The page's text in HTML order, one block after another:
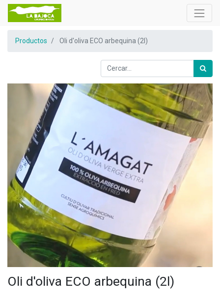
Productos Oli d'oliva ECO arbequina (2l)
Oli d'oliva ECO arbequina (2l)